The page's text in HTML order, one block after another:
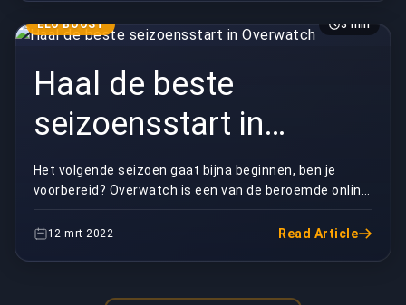
ELO BOOST 3 min
Haal de beste
seizoensstart in
Overwatch
Het volgende seizoen gaat bijna beginnen, ben je
voorbereid? Overwatch is een van de beroemde online
videogames van deze moderne tijd. Het is ontwikk...
12 mrt 2022 Read Article